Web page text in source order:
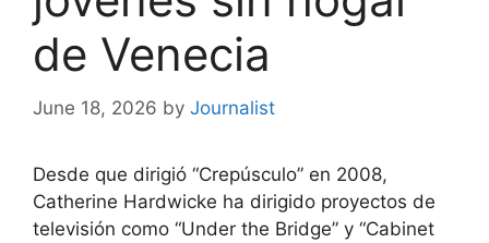
de Venecia
June 18, 2026 by Journalist
Desde que dirigió “Crepúsculo” en 2008,
Catherine Hardwicke ha dirigido proyectos de
televisión como “Under the Bridge” y “Cabinet